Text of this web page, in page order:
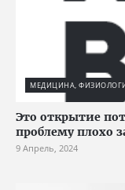
МЕДИЦИНА,
Это открытие
проблему плохо
9 Апрель, 2024